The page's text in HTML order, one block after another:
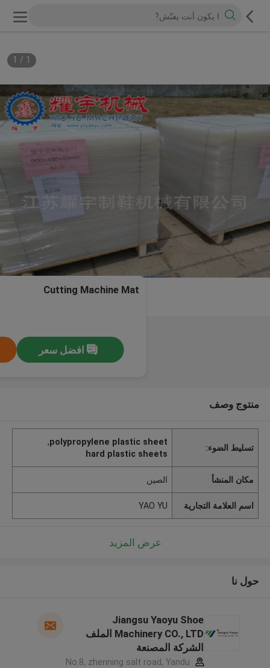
1
/
1
Cutting Machine Mat
افضل سعر
منتوج وصف
تسليط الضوء:
polypropylene plastic sheet
,
hard plastic sheets
مكان المنشأ الصين
اسم العلامة التجارية YAO YU
عرض المزيد
حول نا
Jiangsu Yaoyu Shoe
Machinery CO., LTD الملف
الشركة المصنعة
No.8, zhenning salt road, Yandu